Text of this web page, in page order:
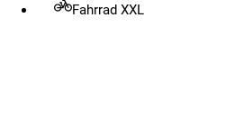
Fahrrad XXL